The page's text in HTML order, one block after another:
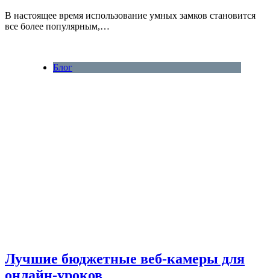
В настоящее время использование умных замков становится
все более популярным,…
Блог
Лучшие бюджетные веб-камеры для